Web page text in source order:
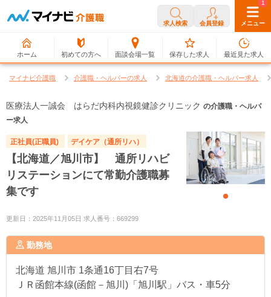
求人検索 会員登録 メニュー
ホーム 初めての方へ 面談会場一覧
0
保存した求人
1
最近見た求人
マイナビ介護職 介護職・ヘルパーの求人 北海道の介護職・ヘルパー求人
医療法人一誠会 はらだ内科内視鏡健診クリニック の介護職・ヘルパ
ー求人
正社員(正職員) デイケア（通所リハ）
【北海道／旭川市】 通所リハビ
リステーションにて常勤介護職募
集です
更新日：2025年11月05日 求人番号：669299
勤務地
北海道 旭川市 1条通16丁目右7号
ＪＲ函館本線(函館－旭川)「旭川駅」バス・車5分